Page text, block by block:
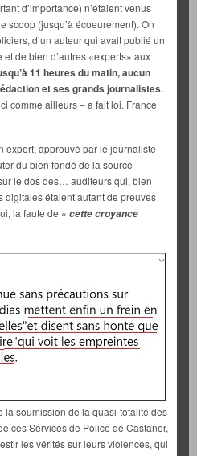
d’importance) n’étaient venus
scoop (jusqu’à écoeurement). On
d’un auteur qui avait publié un
et de bien d’autres «experts» aux
11 heures du matin, aucun
et ses grands journalistes.
comme ailleurs – a fait loi. France
expert, approuvé par le journaliste
du bien fondé de la source
le dos des… auditeurs qui, bien
digitales étaient autant de preuves
la faute de « cette croyance
la soumission de la quasi-totalité des
ces Services de Police de Castaner,
les vérités sur leurs violences, qui